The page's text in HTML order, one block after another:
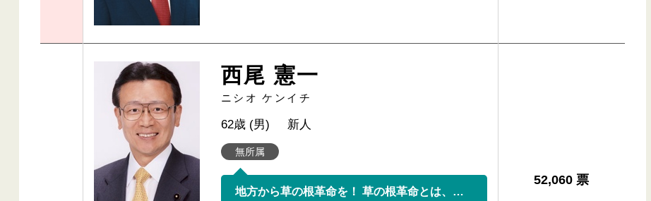
西尾 憲一
ニシオ ケンイチ
無所属
62歳 (男) 新人
地方から草の根革命を！ 草の根革命とは、大企業...
52,060 票